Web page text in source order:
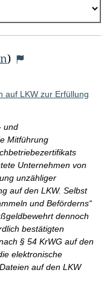
)
auf LKW zur Erfüllung
und
Mitführung
Unternehmen von
unzähliger
auf den LKW. Selbst
und Beförderns“
dennoch
bestätigten
§ 54 KrWG auf den
elektronische
auf den LKW